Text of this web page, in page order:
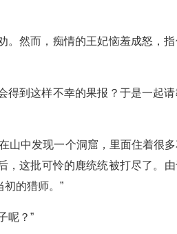
。然而，痴情的王妃恼羞成怒，
得到这样不幸的果报？于是一起
山中发现一个洞窟，里面住着很
，这批可怜的鹿统统被打尽了。
的猎师。”
呢？”